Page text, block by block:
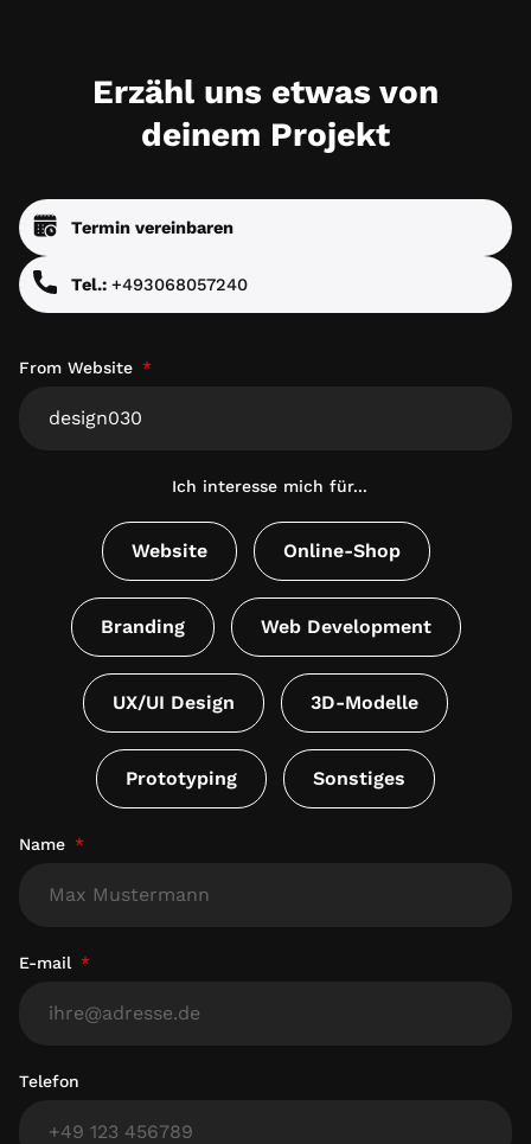
Erzähl uns etwas von
deinem Projekt
Termin vereinbaren
Tel.: +493068057240
From Website
Ich interesse mich für...
Website Online-Shop
Branding Web Development
UX/UI Design 3D-Modelle
Prototyping Sonstiges
Name
E-mail
Telefon